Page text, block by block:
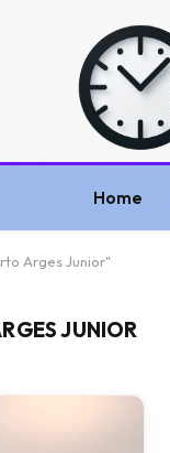
Home
Arges Junior"
JUNIOR